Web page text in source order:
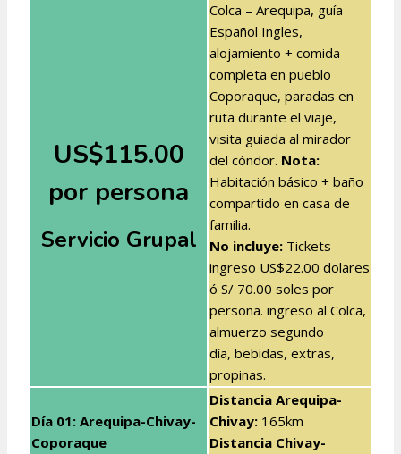
US$115.00
por persona
Servicio Grupal
Colca – Arequipa, guía
Español Ingles,
alojamiento + comida
completa en pueblo
Coporaque, paradas en
ruta durante el viaje,
visita guiada al mirador
del cóndor. Nota:
Habitación básico + baño
compartido en casa de
familia.
No incluye: Tickets
ingreso US$22.00 dolares
ó S/ 70.00 soles por
persona. ingreso al Colca,
almuerzo segundo
día, bebidas, extras,
propinas.
Día 01: Arequipa-Chivay-
Coporaque
Distancia Arequipa-
Chivay: 165km
Distancia Chivay-